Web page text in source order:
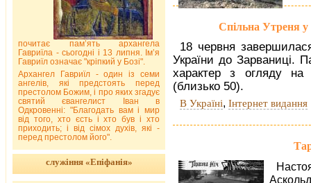
Спільна Утреня у
18 червня
України до Зарваниці.
характер з огляду на
(близько 50).
В Україні, Інтернет видання
почитає пам’ять архангела
Гавриїла - сьогодні і 13 липня. Ім’я
Гавриїл означає "кріпкий у Бозі".
Архангел Гавриїл - один із семи
ангелів, які предстоять перед
престолом Божим, і про яких згадує
святий євангелист Іван в
Одкровенні: "Благодать вам і мир
від того, хто єсть і хто був і хто
приходить; і від сімох духів, які -
перед престолом його".
служіння «Епіфанія»